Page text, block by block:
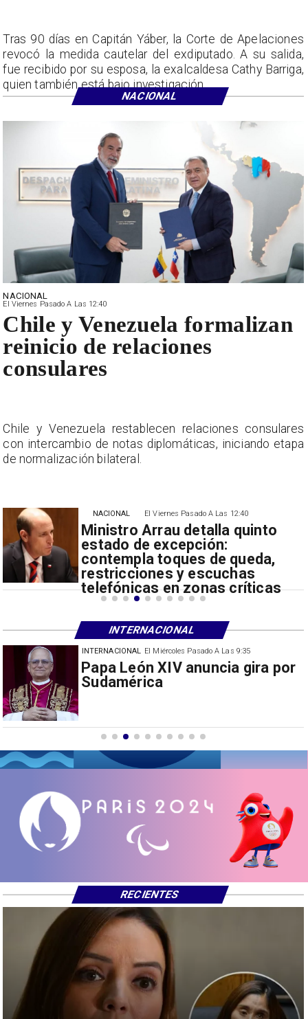
El Miércoles Pasado A Las 9:35
China restringe exportación de
drones a EEUU y sanciona
INTERNACIONAL
El Viernes Pasado A Las 12:40
Ministro Arrau detalla quinto
estado de excepción:
contempla toques de queda,
restricciones y escuchas
telefónicas en zonas críticas
NACIONAL
NACIONAL
El Viernes Pasado A Las 12:40
Chile y Venezuela formalizan
reinicio de relaciones
consulares
Chile y Venezuela restablecen relaciones consulares
con intercambio de notas diplomáticas, iniciando etapa
de normalización bilateral.
Tras 90 días en Capitán Yáber, la Corte de Apelaciones
revocó la medida cautelar del exdiputado. A su salida,
fue recibido por su esposa, la exalcaldesa Cathy Barriga,
quien también está bajo investigación.
NACIONAL
INTERNACIONAL
RECIENTES